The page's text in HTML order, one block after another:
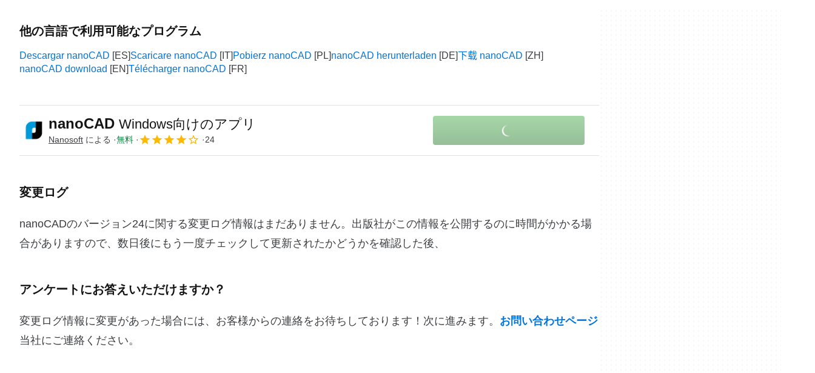
他の言語で利用可能なプログラム
Descargar nanoCAD Scaricare nanoCAD Pobierz nanoCAD nanoCAD herunterladen
下载 nanoCAD
nanoCAD download
Télécharger nanoCAD
nanoCAD Windows向けのアプリ
Nanosoft による 無料 24
変更ログ
nanoCADのバージョン24に関する変更ログ情報はまだありません。出版社がこの情報を公開するのに時間がかかる場
合がありますので、数日後にもう一度チェックして更新されたかどうかを確認した後、
アンケートにお答えいただけますか？
変更ログ情報に変更があった場合には、お客様からの連絡をお待ちしております！次に進みます。 お問い合わせページ
当社にご連絡ください。